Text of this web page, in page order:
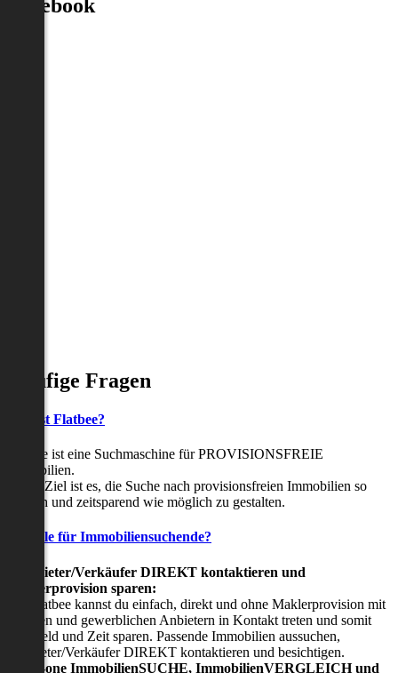
Facebook
Häufige Fragen
Was ist Flatbee?
Flatbee ist eine Suchmaschine für PROVISIONSFREIE
Immobilien.
Unser Ziel ist es, die Suche nach provisionsfreien Immobilien so
einfach und zeitsparend wie möglich zu gestalten.
Vorteile für Immobiliensuchende?
Viermieter/Verkäufer DIREKT kontaktieren und
Maklerprovision sparen:
Mit Flatbee kannst du einfach, direkt und ohne Maklerprovision mit
privaten und gewerblichen Anbietern in Kontakt treten und somit
viel Geld und Zeit sparen. Passende Immobilien aussuchen,
Vermieter/Verkäufer DIREKT kontaktieren und besichtigen.
All-in-one ImmobilienSUCHE, ImmobilienVERGLEICH und